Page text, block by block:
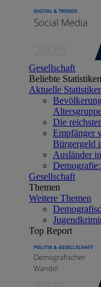
Gesellschaft
Beliebte Statistiken
Aktuelle
Die
Empfänger
Bürgergeld
Ausländer
Gesellschaft
Themen
Weitere Themen
Top Report